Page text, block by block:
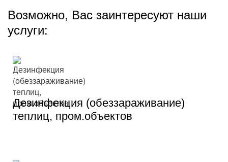
Возможно, Вас заинтересуют наши
услуги:
Дезинфекция (обеззараживание)
теплиц, пром.объектов